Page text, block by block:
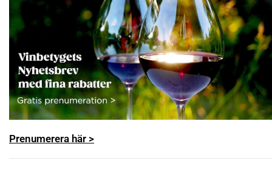
Prenumerera här >